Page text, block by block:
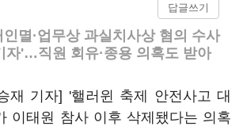
답글쓰기
인멸·업무상 과실치사상 혐의 수사
자'…직원 회유·종용 의혹도 받아
재 기자] '핼러윈 축제 안전사고 대
이태원 참사 이후 삭제됐다는 의혹